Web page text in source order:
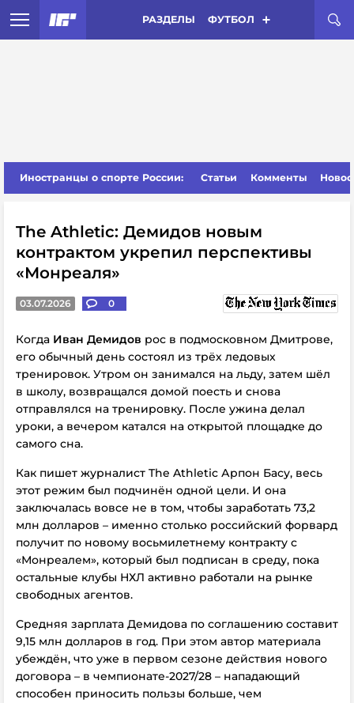
РАЗДЕЛЫ ФУТБОЛ
Иностранцы о спорте России: Статьи Комменты
The Athletic: Демидов новым
контрактом укрепил перспективы
«Монреаля»
03.07.2026 0
Когда Иван Демидов рос в подмосковном Дмитрове,
его обычный день состоял из трёх ледовых
тренировок. Утром он занимался на льду, затем шёл
в школу, возвращался домой поесть и снова
отправлялся на тренировку. После ужина делал
уроки, а вечером катался на открытой площадке до
самого сна.
Как пишет журналист The Athletic Арпон Басу, весь
этот режим был подчинён одной цели. И она
заключалась вовсе не в том, чтобы заработать 73,2
млн долларов – именно столько российский форвард
получит по новому восьмилетнему контракту с
«Монреалем», который был подписан в среду, пока
остальные клубы НХЛ активно работали на рынке
свободных агентов.
Средняя зарплата Демидова по соглашению составит
9,15 млн долларов в год. При этом автор материала
убеждён, что уже в первом сезоне действия нового
договора – в чемпионате-2027/28 – нападающий
способен приносить пользы больше, чем